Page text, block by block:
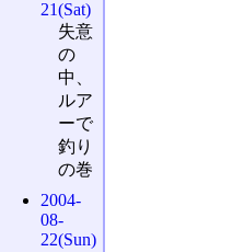
21(Sat)
失意
の
中、
ルア
ーで
釣り
の巻
2004-
08-
22(Sun)